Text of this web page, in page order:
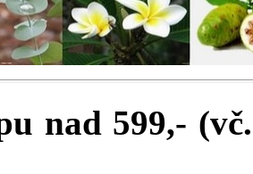
nad 599,-